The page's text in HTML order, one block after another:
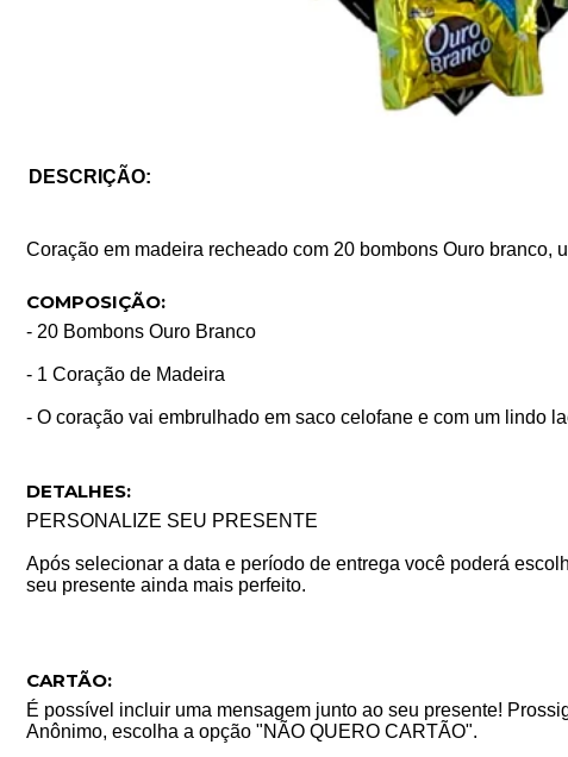
DESCRIÇÃO:
Coração em madeira recheado com 20 bombons Ouro branco,
COMPOSIÇÃO:
- 20 Bombons Ouro Branco
- 1 Coração de Madeira
- O coração vai embrulhado em saco celofane e com um lindo
DETALHES:
PERSONALIZE SEU PRESENTE
Após selecionar a data e período de entrega você poderá
seu presente ainda mais perfeito.
CARTÃO:
É possível incluir uma mensagem junto ao seu presente!
Anônimo, escolha a opção "NÃO QUERO CARTÃO".